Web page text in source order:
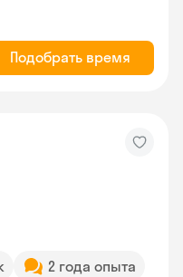
Подобрать время
2 года опыта